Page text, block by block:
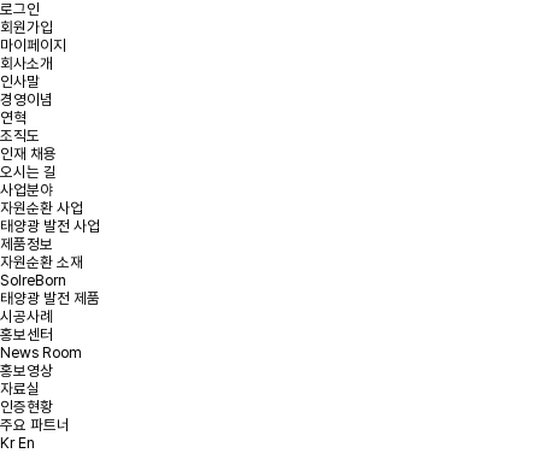
로그인
회원가입
마이페이지
회사소개
인사말
경영이념
연혁
조직도
인재 채용
오시는 길
사업분야
자원순환 사업
태양광 발전 사업
제품정보
자원순환 소재
SolreBorn
태양광 발전 제품
시공사례
홍보센터
News Room
홍보영상
자료실
인증현황
주요 파트너
Kr En
온라인 문의
문의사항을 남겨주시면 빠른 시일내에 연락을 드리겠습니다.
태양광 발전 및
리파워링 문의
*